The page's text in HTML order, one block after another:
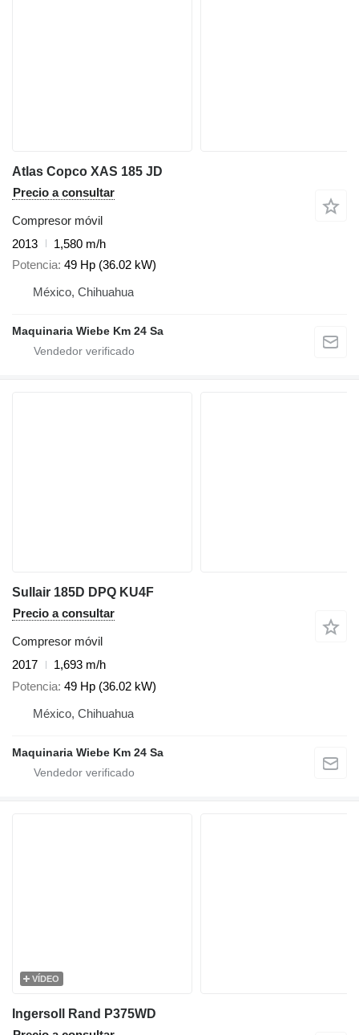
Atlas Copco XAS 185 JD
Precio a consultar
Compresor móvil
2013
1,580 m/h
Potencia 49 Hp (36.02 kW)
México, Chihuahua
Maquinaria Wiebe Km 24 Sa
Sullair 185D DPQ KU4F
Precio a consultar
Compresor móvil
2017
1,693 m/h
Potencia 49 Hp (36.02 kW)
México, Chihuahua
Maquinaria Wiebe Km 24 Sa
VÍDEO
Ingersoll Rand P375WD